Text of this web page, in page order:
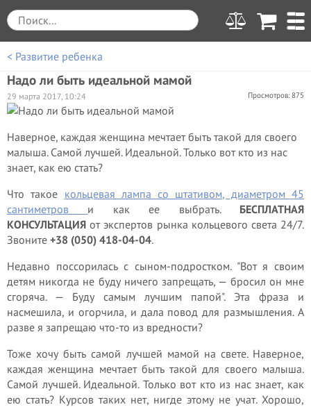
< Развитие ребенка
Надо ли быть идеальной мамой
Просмотров: 875
29 марта 2017, 10:24
Наверное, каждая женщина мечтает быть такой для своего
малыша. Самой лучшей. Идеальной. Только вот кто из нас
знает, как ею стать?
Что такое кольцевая лампа со штативом, диаметром 45
сантиметров и как ее выбрать. БЕСПЛАТНАЯ
КОНСУЛЬТАЦИЯ от экспертов рынка кольцевого света 24/7.
Звоните +38 (050) 418-04-04.
Недавно поссорилась с сыном-подростком. "Вот я своим
детям никогда не буду ничего запрещать, — бросил он мне
сгоряча. — Буду самым лучшим папой". Эта фраза и
насмешила, и огорчила, и дала повод для размышления. А
разве я запрещаю что-то из вредности?
Тоже хочу быть самой лучшей мамой на свете. Наверное,
каждая женщина мечтает быть такой для своего малыша.
Самой лучшей. Идеальной. Только вот кто из нас знает, как
ею стать? Курсов таких нет, нигде этому не учат. Хорошо,